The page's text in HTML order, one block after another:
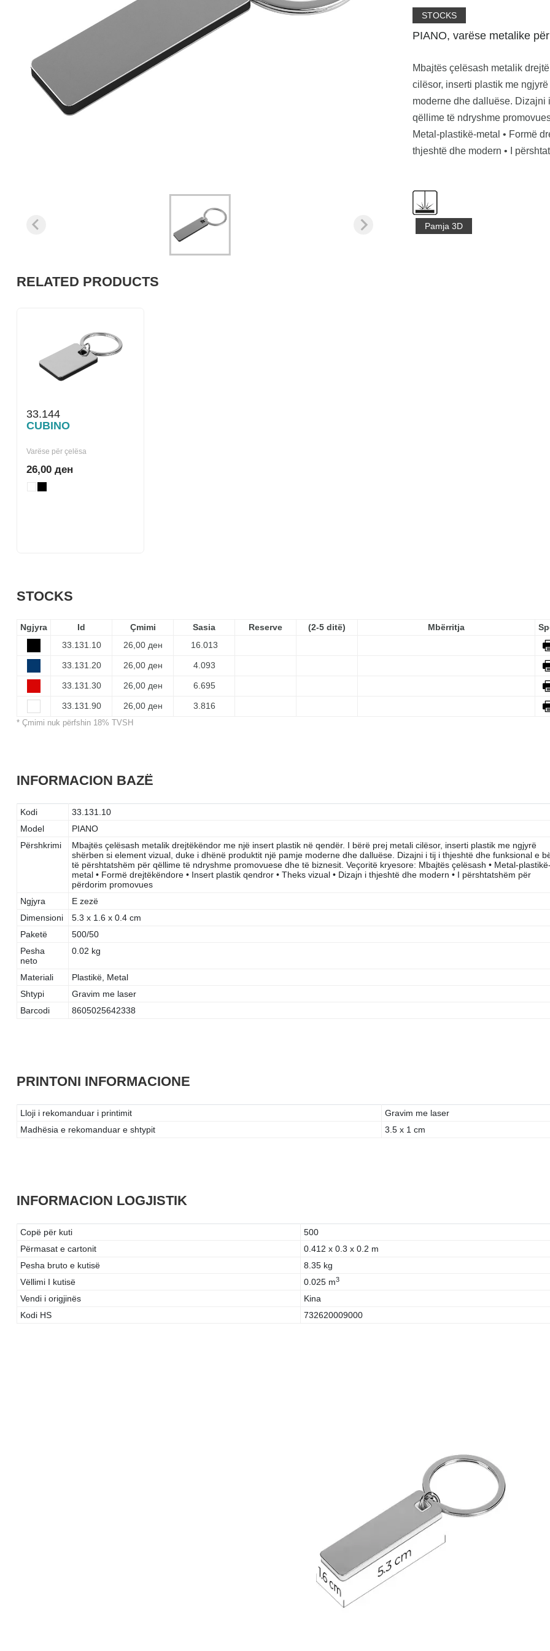
STOCKS
PIANO, varëse metalike
Mbajtës çelësash metalik
cilësor, inserti plastik me
moderne dhe dalluëse. Dizajni
qëllime të ndryshme
Metal-plastikë-metal • Formë
thjeshtë dhe modern • I
Pamja 3D
RELATED PRODUCTS
33.144
CUBINO
Varëse për çelësa
26,00 ден
STOCKS
Ngjyra Id Çmimi Sasia Reserve (2-5 ditë) Mbërritja
33.131.10
26,00 ден 16.013
33.131.20 26,00 ден 4.093
33.131.30 26,00 ден 6.695
33.131.90 26,00 ден
3.816
* Çmimi nuk përfshin 18% TVSH
INFORMACION BAZË
Kodi
33.131.10
Model
PIANO
Përshkrimi
Mbajtës çelësash metalik drejtëkëndor me një insert plastik në qendër. I bërë prej metali cilësor, inserti plastik me ngjyrë
shërben si element vizual, duke i dhënë produktit një pamje moderne dhe dalluëse. Dizajni i tij i thjeshtë dhe funksional e
të përshtatshëm për qëllime të ndryshme promovuese dhe të biznesit. Veçoritë kryesore: Mbajtës çelësash • Metal-
metal • Formë drejtëkëndore • Insert plastik qendror • Theks vizual • Dizajn i thjeshtë dhe modern • I përshtatshëm për
përdorim promovues
Ngjyra
E zezë
Dimensioni
5.3 x 1.6 x 0.4 cm
Paketë
500/50
Pesha
neto
0.02 kg
Materiali
Plastikë, Metal
Shtypi
Gravim me laser
Barcodi
8605025642338
PRINTONI INFORMACIONE
Lloji i rekomanduar i printimit
Gravim me laser
Madhësia e rekomanduar e shtypit
3.5 x 1 cm
INFORMACION LOGJISTIK
Copë për kuti
500
Përmasat e cartonit
0.412 x 0.3 x 0.2 m
Pesha bruto e kutisë
8.35 kg
Vëllimi I kutisë
0.025 m3
Vendi i origjinës
Kina
Kodi HS
732620009000